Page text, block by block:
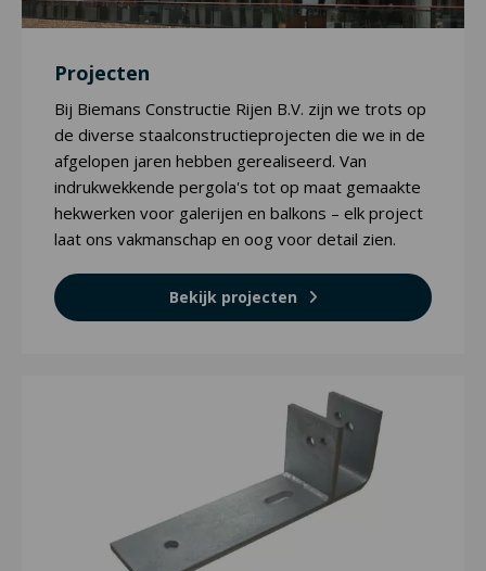
Projecten
Bij Biemans Constructie Rijen B.V. zijn we trots op
de diverse staalconstructieprojecten die we in de
afgelopen jaren hebben gerealiseerd. Van
indrukwekkende pergola's tot op maat gemaakte
hekwerken voor galerijen en balkons – elk project
laat ons vakmanschap en oog voor detail zien.
Bekijk projecten